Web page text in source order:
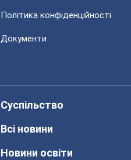
Політика конфіденційності
Документи
Суспільство
Всі новини
Новини освіти